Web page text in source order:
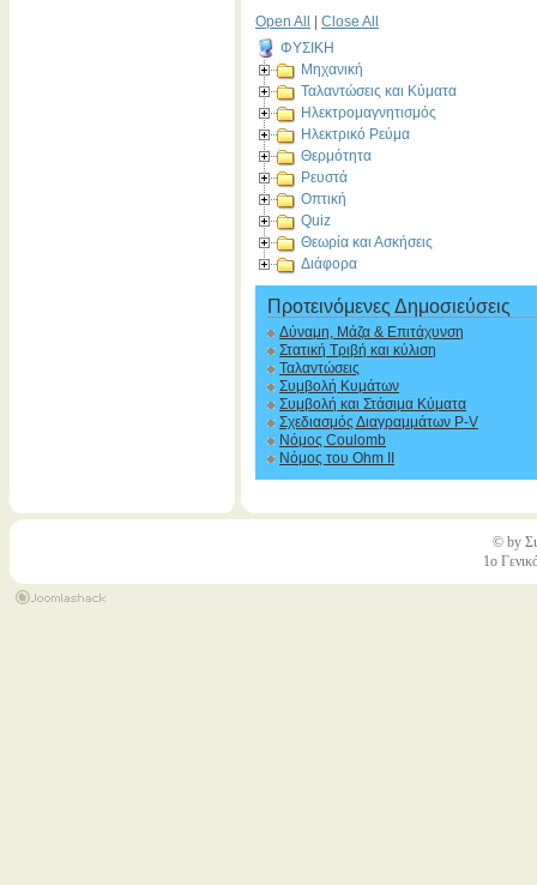
Open All
Close All
ΦΥΣΙΚΗ
Μηχανική
Ταλαντώσεις και Κύματα
Ηλεκτρομαγνητισμός
Ηλεκτρικό Ρεύμα
Θερμότητα
Ρευστά
Οπτική
Quiz
Θεωρία και Ασκήσεις
Διάφορα
Προτεινόμενες Δημοσιεύσεις
Δύναμη, Μάζα & Επιτάχυνση
Στατική Τριβή και κύλιση
Ταλαντώσεις
Συμβολή Κυμάτων
Συμβολή και Στάσιμα Κύματα
Σχεδιασμός Διαγραμμάτων P-V
Νόμος Coulomb
Νόμος του Ohm II
© by
1ο